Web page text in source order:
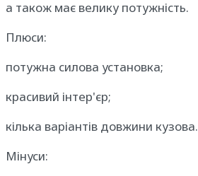
а також має велику потужність.
Плюси:
потужна силова установка;
красивий інтер'єр;
кілька варіантів довжини кузова.
Мінуси: